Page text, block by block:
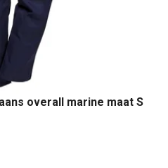
overall marine maat S